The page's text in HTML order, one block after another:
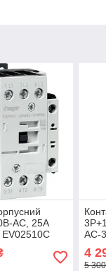
АС, 25А
AC-
4
5